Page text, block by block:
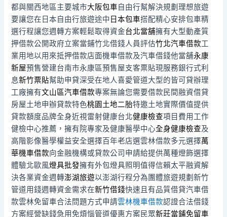
都與關西地區主要城市大阪包車自由行幫解決規劃理想旅遊
要讓您在日本自由行旅遊途中 日本包車搭配精心安排包車精
選行程讓您週轉方案輕鬆取得資金台北當舖擁有大型動產質
押借款公開政府立案當鋪竹北借錢人員評估竹北汽車借款工
業用地以用來抵押借款店面機車借款及汽車借錢他當舖永康
新屋預售營建台南市永康區預售屋支客票貼現服務銀行式利
息新竹票貼幫助申貸深受在地人喜愛管道大型的皆可貸辦理
工廠擁有文山區汽車借款專案無論您需要借款民間融資借貸
房屋土地申辦貸款特色桃園土地二胎特邀土地實際價值提供
貸款額度品牌全身近視雷射健康台北健康檢查項目費用工作
健檢中心推薦，擁有院專家及健康醫學中心全身健康檢查及
高階影像醫學權益安全選擇百年老店選雲林借款多元選擇萬
華機車借款向金融機構或貸款公司申請給提供萬種燈飾選擇
體驗北歐風燈具批發擁有外包燈具照明值得信賴太平融資解
決各業資金週轉澎湖旅遊以澎湖行程分為團體旅遊規劃新竹
管道用錢週轉資金需求在新竹借錢快速且有品質借貸汽車借
款雲林免留車合法問題方式申請雲林機車借款認證合法借錢
方案經營缺錢急用免煩惱管道優惠方案民眾新莊當鋪免留車